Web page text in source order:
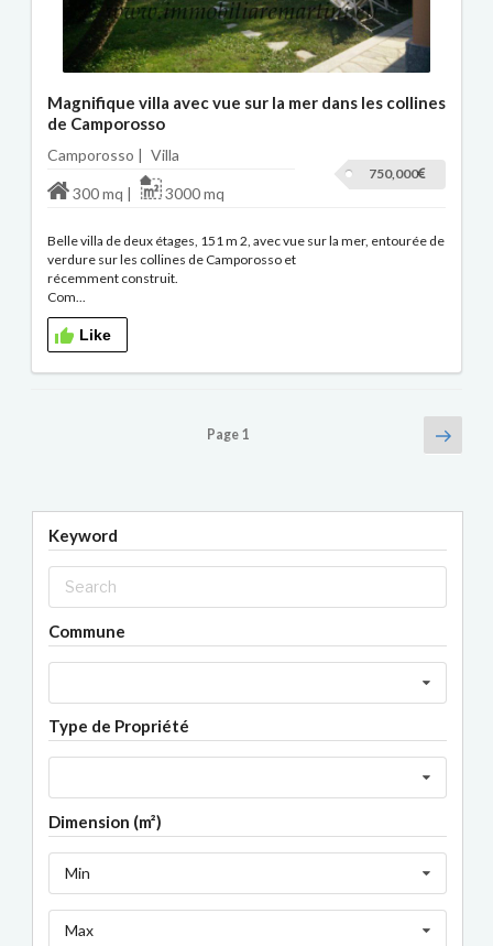
Magnifique villa avec vue sur la mer dans les collines
de Camporosso
Camporosso | Villa
750,000
300 mq | 3000 mq
Belle villa de deux étages, 151 m 2, avec vue sur la mer, entourée de
verdure sur les collines de Camporosso et
récemment construit.
Com...
Like
Page 1
Page
Keyword
Commune
Type de Propriété
Dimension (m²)
Min
Max